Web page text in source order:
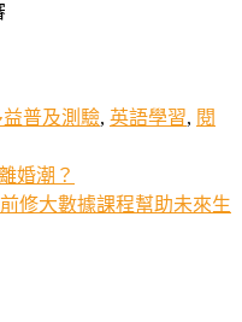
益普及測驗, 英語學習, 閱
婚潮？
修大數據課程幫助未來生